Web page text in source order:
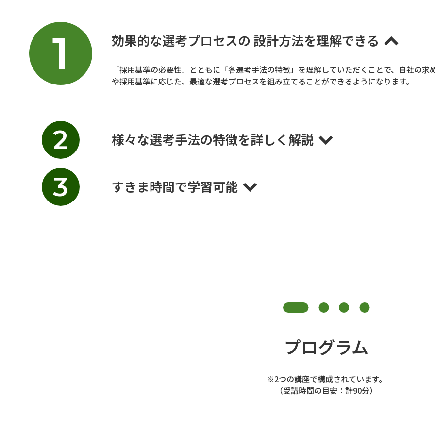
1 効果的な選考プロセスの 設計方法を理解できる
「採用基準の必要性」とともに「各選考手法の特徴」を理解していただくことで、自社の求
や採用基準に応じた、最適な選考プロセスを組み立てることができるようになります。
2 様々な選考手法の特徴を詳しく解説
3 すきま時間で学習可能
プログラム
※2つの講座で構成されています。
（受講時間の目安：計90分）